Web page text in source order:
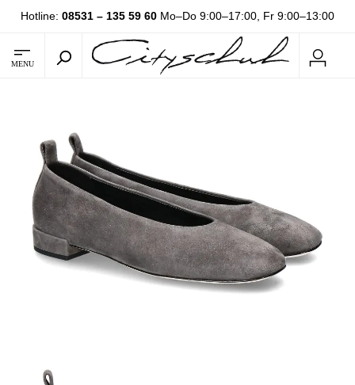
Hotline: 08531 – 135 59 60 Mo–Do 9:00–17:00, Fr 9:00–13:00
MENU